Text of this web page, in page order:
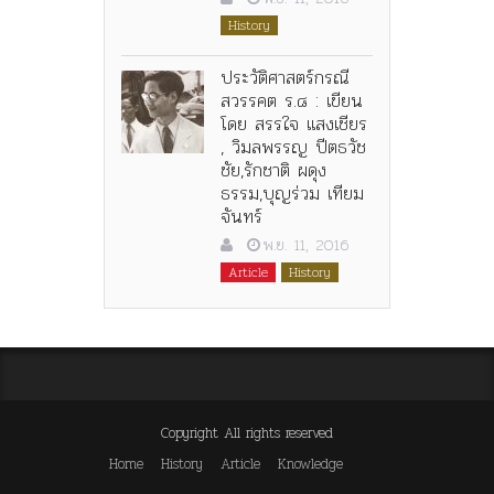
History
ประวัติศาสตร์กรณี
สวรรคต ร.๘ : เขียน
โดย สรรใจ แสงเชียร
, วิมลพรรญ ปีตธวัช
ชัย,รักชาติ ผดุง
ธรรม,บุญร่วม เทียม
จันทร์
พ.ย. 11, 2016
Article History
Copyright All rights reserved
Home
History Article
Knowledge